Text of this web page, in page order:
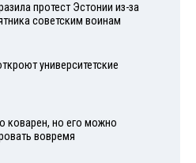
протест Эстонии из-за
советским воинам
университетские
коварен, но его можно
вовремя